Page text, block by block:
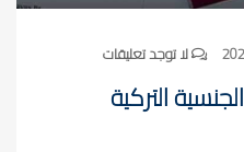
لا توجد تعليقات
التركية